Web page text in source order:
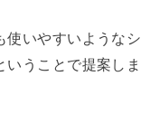
使いやすいようなシ
うことで提案しま